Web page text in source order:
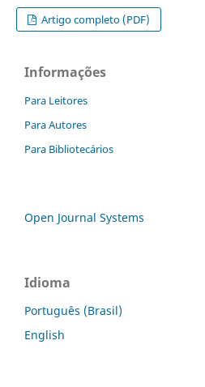
Artigo completo (PDF)
Informações
Para Leitores
Para Autores
Para Bibliotecários
Open Journal Systems
Idioma
Português (Brasil)
English